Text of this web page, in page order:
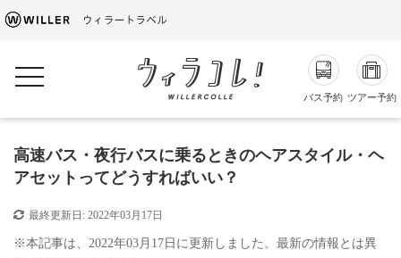
バス予約 ツアー予約
toggle navigation
高速バス・夜行バスに乗るときのヘアスタイル・ヘ
アセットってどうすればいい？
最終更新日: 2022年03月17日
※本記事は、2022年03月17日に更新しました。最新の情報とは異